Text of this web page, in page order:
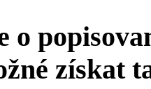
o
získat